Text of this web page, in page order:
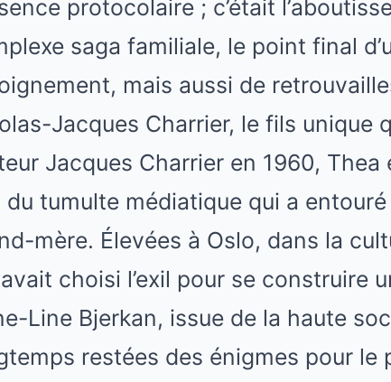
protocolaire ; c’était
saga familiale, le point final
mais aussi de
Jacques Charrier, le fils unique
Jacques Charrier en 1960,
du tumulte médiatique qui a
mère. Élevées à Oslo, dans la
choisi l’exil pour se construire
Line Bjerkan, issue de la haute
restées des énigmes pour le